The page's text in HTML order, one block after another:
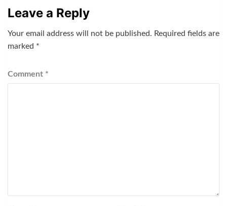
Leave a Reply
Your email address will not be published. Required fields are
marked *
Comment *